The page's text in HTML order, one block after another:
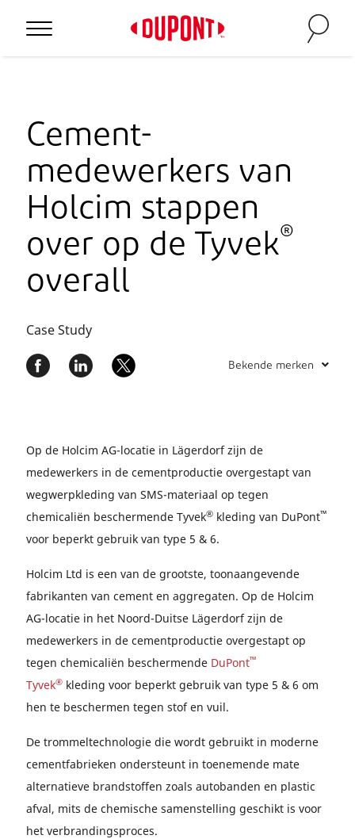
Cement-
medewerkers van
Holcim stappen
over op de Tyvek®
overall
Case Study
Bekende merken
Op de Holcim AG-locatie in Lägerdorf zijn de
medewerkers in de cementproductie overgestapt van
wegwerpkleding van SMS-materiaal op tegen
chemicaliën beschermende Tyvek® kleding van DuPont™
voor beperkt gebruik van type 5 & 6.
Holcim Ltd is een van de grootste, toonaangevende
fabrikanten van cement en aggregaten. Op de Holcim
AG-locatie in het Noord-Duitse Lägerdorf zijn de
medewerkers in de cementproductie overgestapt op
tegen chemicaliën beschermende DuPont™
Tyvek® kleding voor beperkt gebruik van type 5 & 6 om
hen te beschermen tegen stof en vuil.
De trommeltechnologie die wordt gebruikt in moderne
cementfabrieken ondersteunt in toenemende mate
alternatieve brandstoffen zoals autobanden en plastic
afval, mits de chemische samenstelling geschikt is voor
het verbrandingsproces.